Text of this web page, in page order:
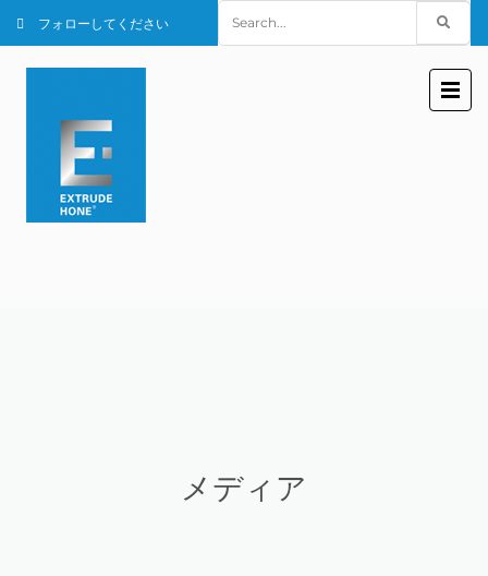
フォローしてください
for:
メディア